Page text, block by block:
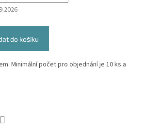
do košíku
Minimální počet pro objednání je 10 ks a